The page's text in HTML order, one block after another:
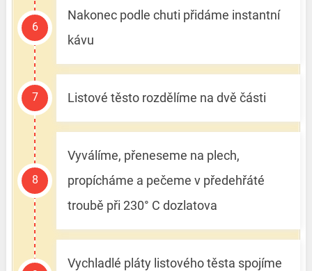
Nakonec podle chuti přidáme instantní
kávu
Listové těsto rozdělíme na dvě části
Vyválíme, přeneseme na plech,
propícháme a pečeme v předehřáté
troubě při 230° C dozlatova
Vychladlé pláty listového těsta spojíme